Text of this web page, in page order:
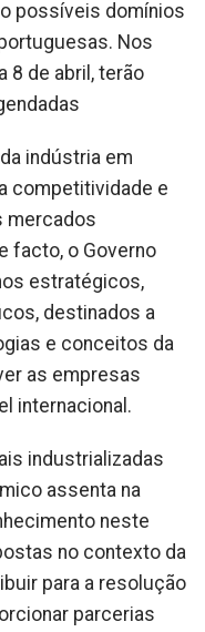
possíveis domínios
Nos
8 de abril, terão
indústria em
competitividade e
mercados
facto, o Governo
estratégicos,
destinados a
e conceitos da
as empresas
internacional.
industrializadas
assenta na
neste
no contexto da
para a resolução
parcerias